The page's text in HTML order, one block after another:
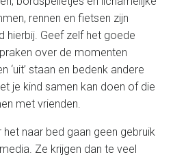
rennen en fietsen zijn
hierbij. Geef zelf het goede
over de momenten
‘uit’ staan en bedenk andere
je kind samen kan doen of die
met vrienden.
naar bed gaan geen gebruik
Ze krijgen dan te veel